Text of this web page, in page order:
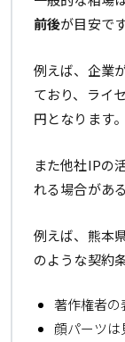
前後が目安です
例えば、企業
ており、ライ
円となります。
また他社IPの
れる場合があ
例えば、熊本
のような契約
著作権者の
顔パーツ